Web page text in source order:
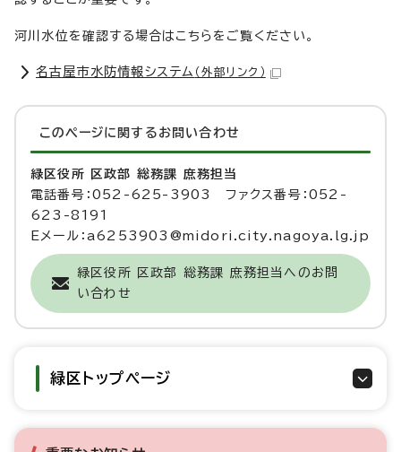
河川水位を確認する場合はこちらをご覧ください。
名古屋市水防情報システム （外部リンク）
このページに関する お問い合わせ
緑区役所 区政部 総務課 庶務担当
電話番号：052-625-3903 ファクス番号：052-
623-8191
Eメール：a6253903@midori.city.nagoya.lg.jp
緑区役所 区政部 総務課 庶務担当へのお問
い合わせ
緑区トップページ